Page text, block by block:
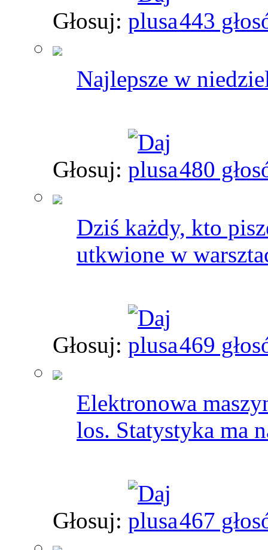
Głosuj: 443
Najlepsze w
Głosuj: 480
Dziś każdy, kto
utkwione w
Głosuj: 469
Elektronowa
los. Statystyka ma
Głosuj: 467